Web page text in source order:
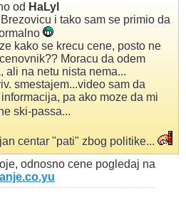
od HaLyl
i tako sam se primio da
kako se krecu cene, posto ne
Moracu da odem
ali na netu nista nema...
smestajem...video sam da
pa ako moze da mi
ski-passa...
centar "pati" zbog politike...
odnosno cene pogledaj na